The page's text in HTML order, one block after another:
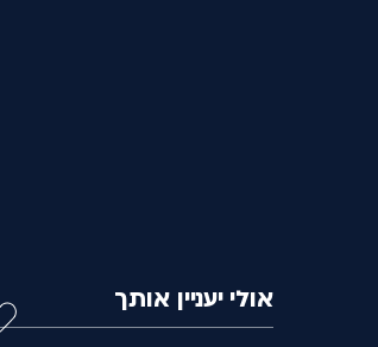
אולי יעניין אותך